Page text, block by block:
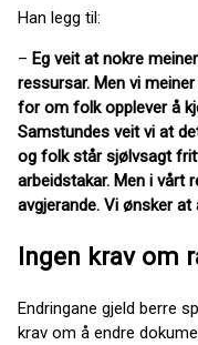
Han legg til:
– Eg veit at nokre
ressursar. Men vi
for om folk opplever å
Samstundes veit vi at
og folk står sjølvsagt
arbeidstakar. Men i vårt
avgjerande. Vi ønsker at
Ingen krav om
Endringane gjeld berre
krav om å endre